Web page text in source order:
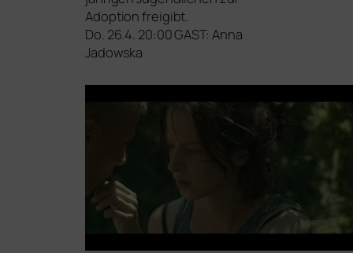
Adoption freigibt.
Do. 26.4. 20:00GAST: Anna
Jadowska